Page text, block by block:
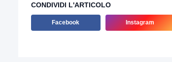
CONDIVIDI L'ARTICOLO
Facebook Instagram